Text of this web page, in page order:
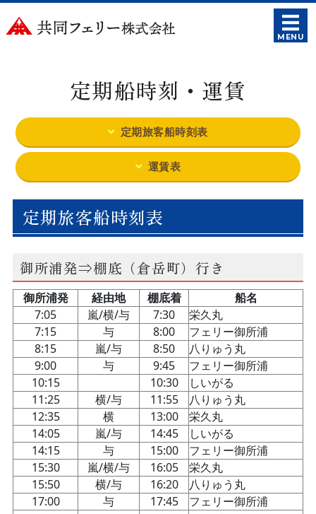
共同フェリ
MENU
定期船時刻・運賃
フェリー紹介
御所浦周辺の観光紹介
会社概要
定期船時刻・運賃
定期旅客船時刻表
運賃表
定期旅客船時刻表
御所浦発⇒棚底（倉岳町）行き